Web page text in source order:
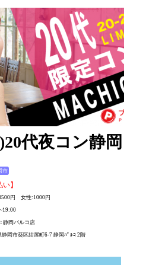
代夜コン静岡
市
】
円 女性:1000円
静岡パルコ店
静岡市葵区紺屋町6-7 静岡ﾊﾟﾙｺ 2階